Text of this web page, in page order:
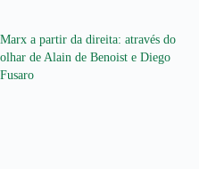
Marx a partir da direita: através do
olhar de Alain de Benoist e Diego
Fusaro